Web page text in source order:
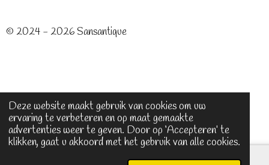
Deze website maakt gebruik van cookies om uw
ervaring te verbeteren en op maat gemaakte
advertenties weer te geven. Door op ‘Accepteren’ te
klikken, gaat u akkoord met het gebruik van alle cookies.
© 2024 - 2026 Sansantique